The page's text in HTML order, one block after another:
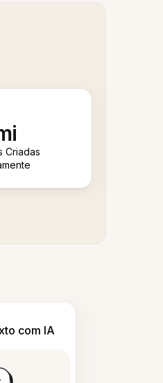
Criadas
com IA